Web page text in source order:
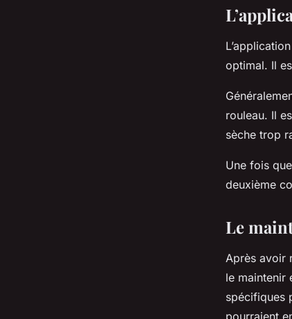
optimal. Il
rouleau. Il
sèche trop
Une fois
deuxième
Le
Après avoir
le maintenir
spécifiques